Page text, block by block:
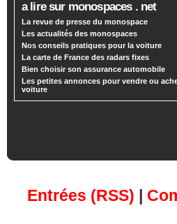
a lire sur monospaces . net
La revue de presse du monospace
Les actualités des monospaces
Nos conseils pratiques pour la voiture
La carte de France des radars fixes
Bien choisir son assurance automobile
Les petites annonces pour vendre ou
voiture
Entrées (RSS) |